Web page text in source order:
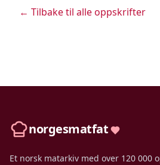
← Tilbake til alle oppskrifter
norgesmatfat
Et norsk matarkiv med over 120